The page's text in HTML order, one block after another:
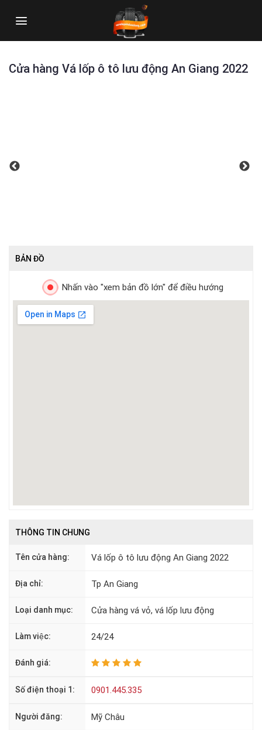
Cửa hàng Vá lốp ô tô lưu động An Giang 2022
BẢN ĐỒ
Nhấn vào "xem bản đồ lớn" để điều hướng
THÔNG TIN CHUNG
Tên cửa hàng: Vá lốp ô tô lưu động An Giang 2022
Địa chỉ: Tp An Giang
Loại danh mục: Cửa hàng vá vỏ, vá lốp lưu động
Làm việc: 24/24
Đánh giá:
Số điện thoại 1: 0901.445.335
Người đăng: Mỹ Châu